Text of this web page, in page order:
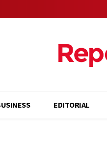
EDITORIAL